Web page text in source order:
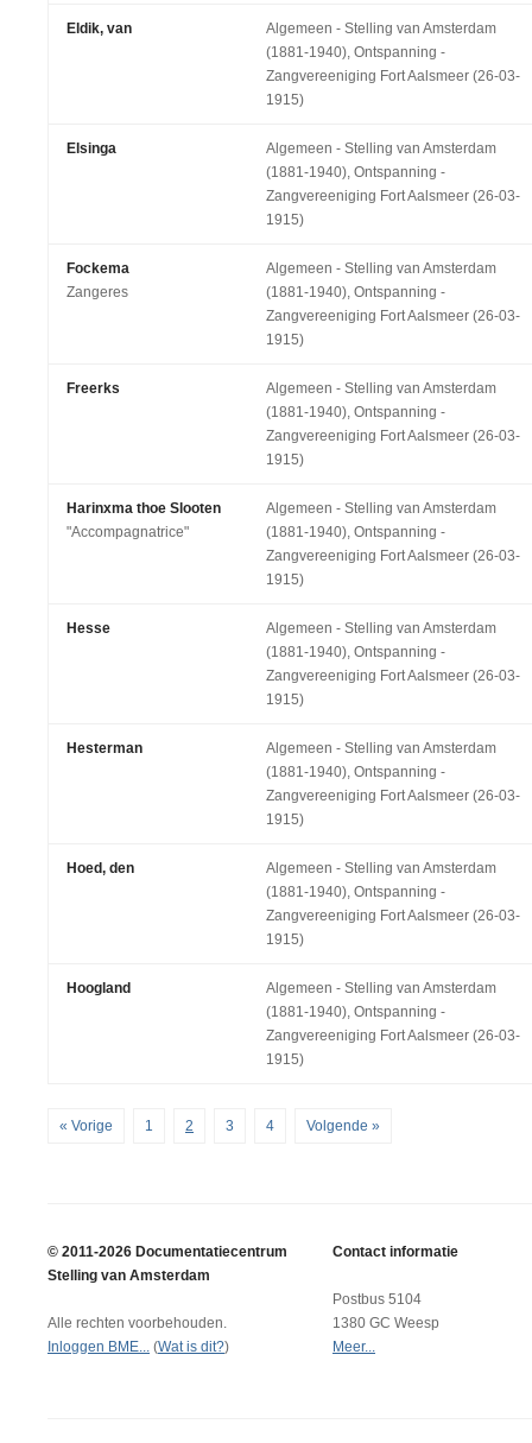
Eldik, van
Algemeen - Stelling van Amsterdam
(1881-1940), Ontspanning -
Zangvereeniging Fort Aalsmeer (26-03-
1915)
Elsinga
Algemeen - Stelling van Amsterdam
(1881-1940), Ontspanning -
Zangvereeniging Fort Aalsmeer (26-03-
1915)
Fockema
Zangeres
Algemeen - Stelling van Amsterdam
(1881-1940), Ontspanning -
Zangvereeniging Fort Aalsmeer (26-03-
1915)
Freerks
Algemeen - Stelling van Amsterdam
(1881-1940), Ontspanning -
Zangvereeniging Fort Aalsmeer (26-03-
1915)
Harinxma thoe Slooten
"Accompagnatrice"
Algemeen - Stelling van Amsterdam
(1881-1940), Ontspanning -
Zangvereeniging Fort Aalsmeer (26-03-
1915)
Hesse
Algemeen - Stelling van Amsterdam
(1881-1940), Ontspanning -
Zangvereeniging Fort Aalsmeer (26-03-
1915)
Hesterman
Algemeen - Stelling van Amsterdam
(1881-1940), Ontspanning -
Zangvereeniging Fort Aalsmeer (26-03-
1915)
Hoed, den
Algemeen - Stelling van Amsterdam
(1881-1940), Ontspanning -
Zangvereeniging Fort Aalsmeer (26-03-
1915)
Hoogland
Algemeen - Stelling van Amsterdam
(1881-1940), Ontspanning -
Zangvereeniging Fort Aalsmeer (26-03-
1915)
« Vorige 1 2 3 4 Volgende »
© 2011-2026 Documentatiecentrum
Stelling van Amsterdam
Alle rechten voorbehouden.
Inloggen BME... (Wat is dit?)
Contact informatie
Postbus 5104
1380 GC Weesp
Meer...